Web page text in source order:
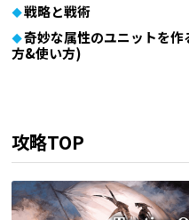
戦略と戦術
奇妙な属性のユニットを
方&使い方)
攻略TOP